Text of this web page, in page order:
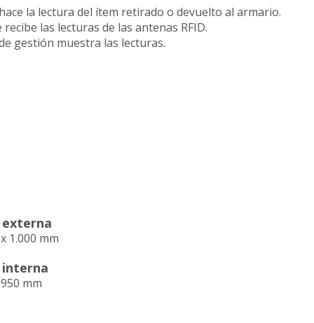
la lectura del ítem retirado o devuelto al armario.
recibe las lecturas de las antenas RFID.
gestión muestra las lecturas.
1.000 mm
interna
mm